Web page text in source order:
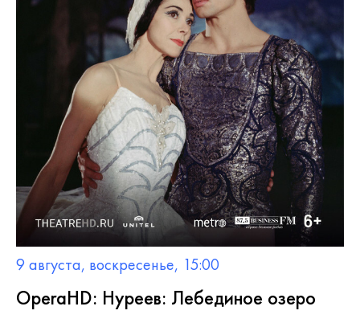
9 августа, воскресенье, 15:00
OperaHD: Нуреев: Лебединое озеро